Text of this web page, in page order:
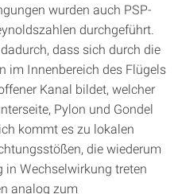
wurden auch PSP-
durchgeführt.
dass sich durch die
im Innenbereich des Flügels
Kanal bildet, welcher
Pylon und Gondel
kommt es zu lokalen
die wiederum
Wechselwirkung treten
analog zum